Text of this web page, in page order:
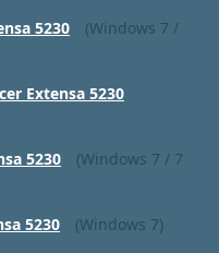
5230
(Windows 7 /
Extensa 5230
5230
(Windows 7 / 7
5230
(Windows 7)